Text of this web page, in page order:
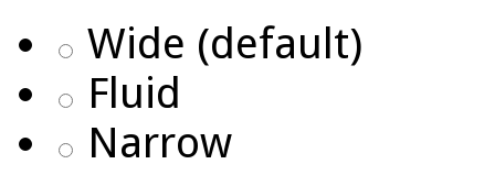
Wide (default)
Fluid
Narrow